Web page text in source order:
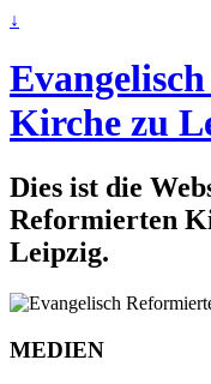
↓
Kirche zu
Dies ist die
Reformierten
Leipzig.
MEDIEN